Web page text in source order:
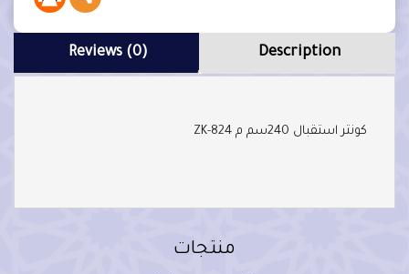
Description
Reviews (0)
كونتر استقبال 240سم م ZK-824
منتجات